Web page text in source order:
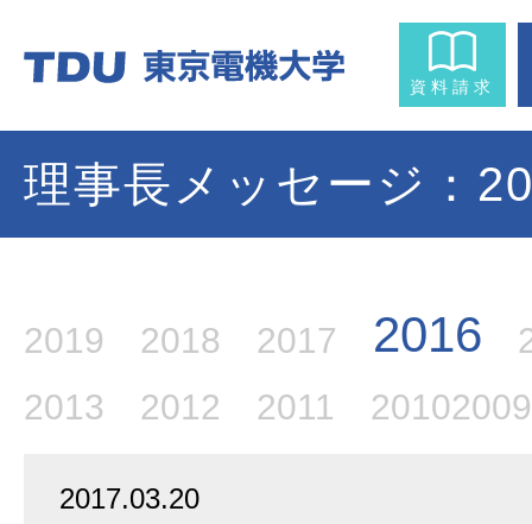
資料請求
理事長メッセージ：
2019 2018 2017 2016
2013
2012 2011 20102009
2017.03.20